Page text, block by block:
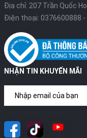
Địa chỉ: 207 Trần Quốc
Điện thoại: 0376600888 -
NHẬN TIN KHUYẾN MÃI